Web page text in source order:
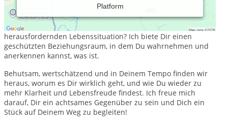
Platform
Du bist auf der Suche nach Begleitung in einer
herausfordernden Lebenssituation? Ich biete Dir einen
geschützten Beziehungsraum, in dem Du wahrnehmen und
anerkennen kannst, was ist.
Behutsam, wertschätzend und in Deinem Tempo finden wir
heraus, worum es Dir wirklich geht, und wie Du wieder zu
mehr Klarheit und Lebensfreude findest. Ich freue mich
darauf, Dir ein achtsames Gegenüber zu sein und Dich ein
Stück auf Deinem Weg zu begleiten!